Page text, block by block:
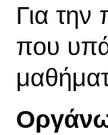
Για την
που